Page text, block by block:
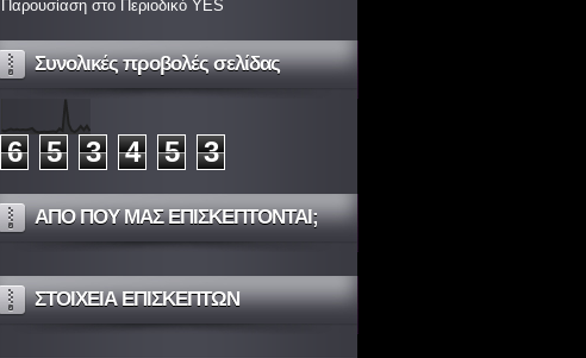
Παρουσίαση στο Περιοδικό YES
Συνολικές προβολές σελίδας
6 5 3 4 5 3
ΑΠΟ ΠΟΥ ΜΑΣ ΕΠΙΣΚΕΠΤΟΝΤΑΙ;
ΣΤΟΙΧΕΙΑ ΕΠΙΣΚΕΠΤΩΝ